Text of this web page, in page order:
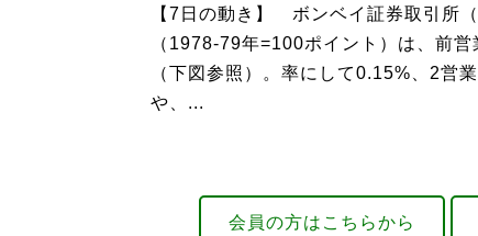
【7日の動き】 ボンベイ証券取引所
（1978-79年=100ポイント）は、前
（下図参照）。率にして0.15%、2営
や、...
会員の方はこちらから